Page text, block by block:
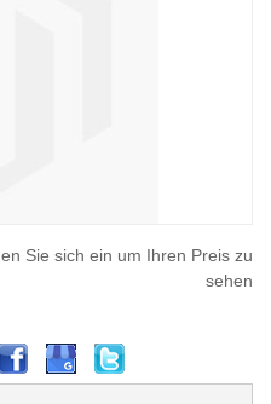
Sie sich ein um Ihren Preis zu
sehen